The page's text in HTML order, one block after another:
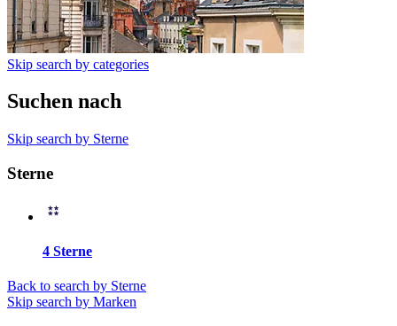
Skip search by categories
Suchen nach
Skip search by Sterne
Sterne
4 Sterne
Back to search by Sterne
Skip search by Marken